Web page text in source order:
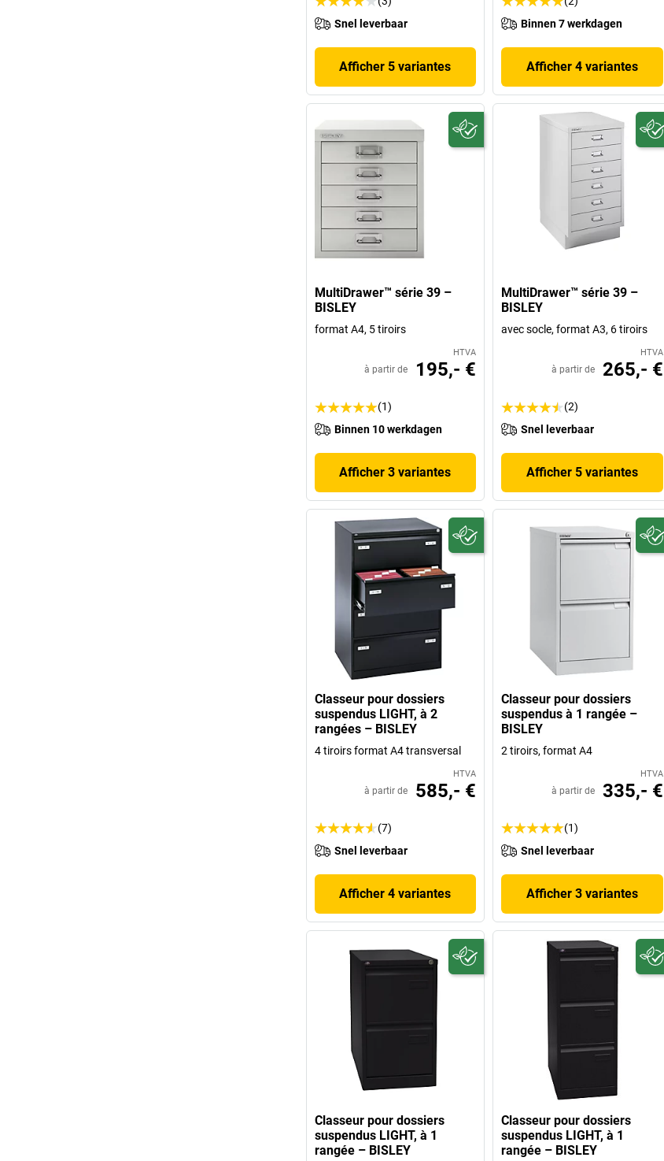
Snel leverbaar
Afficher 5 variantes
Binnen 7 werkdagen
Afficher 4 variantes
MultiDrawer™ série 39 –
BISLEY
format A4, 5 tiroirs
HTVA
à partir de 195,- €
(1)
Binnen 10 werkdagen
Afficher 3 variantes
MultiDrawer™ série 39 –
BISLEY
avec socle, format A3, 6 tiroirs
HTVA
à partir de 265,- €
(2)
Snel leverbaar
Afficher 5 variantes
Classeur pour dossiers
suspendus LIGHT, à 2
rangées – BISLEY
4 tiroirs format A4 transversal
HTVA
à partir de 585,- €
(7)
Snel leverbaar
Afficher 4 variantes
Classeur pour dossiers
suspendus à 1 rangée –
BISLEY
2 tiroirs, format A4
HTVA
à partir de 335,- €
(1)
Snel leverbaar
Afficher 3 variantes
Classeur pour dossiers
suspendus LIGHT, à 1
rangée – BISLEY
Classeur pour dossiers
suspendus LIGHT, à 1
rangée – BISLEY